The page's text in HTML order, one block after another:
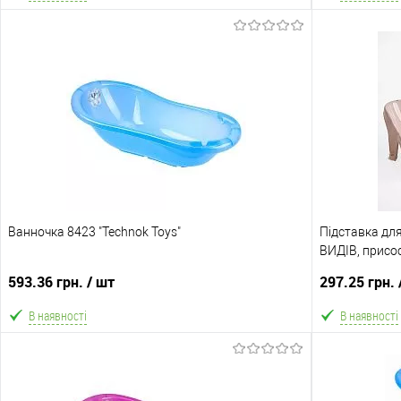
В обране Порівняння
Склад зберігання
Відправка тільки Новою поштою протягом 2-5 днів
В обране
Склад
Відправка
після
Ванночка 8423 "Technok Toys"
593.36 грн. / шт
В наявності
Підставка
ВИДІВ,
297.25 грн.
В наявності